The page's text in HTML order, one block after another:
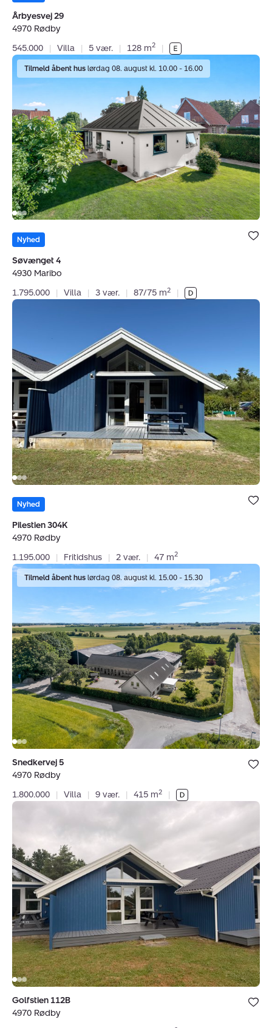
Årbyesvej 29
4970 Rødby
545.000
| Villa | 5 vær. | 128 m2 |
Villa:
Søvænget
4930
Maribo
Tilmeld åbent hus lørdag 08. august kl. 10.00 - 16.00
Bolig er
under dine
Nyhed
Søvænget 4
4930 Maribo
1.795.000
| Villa | 3 vær. | 87/75 m2 |
4970
Rødby
Bolig er
under dine
Nyhed
Pilestien 304K
4970 Rødby
1.195.000
| Fritidshus | 2 vær. | 47 m2
Villa:
Snedkervej
4970
Rødby
Tilmeld åbent hus lørdag 08. august kl. 15.00 - 15.30
Bolig er
under dine
Snedkervej 5
4970 Rødby
1.800.000
| Villa | 9 vær. | 415 m2 |
4970
Rødby
Bolig er
under dine
Golfstien 112B
4970 Rødby